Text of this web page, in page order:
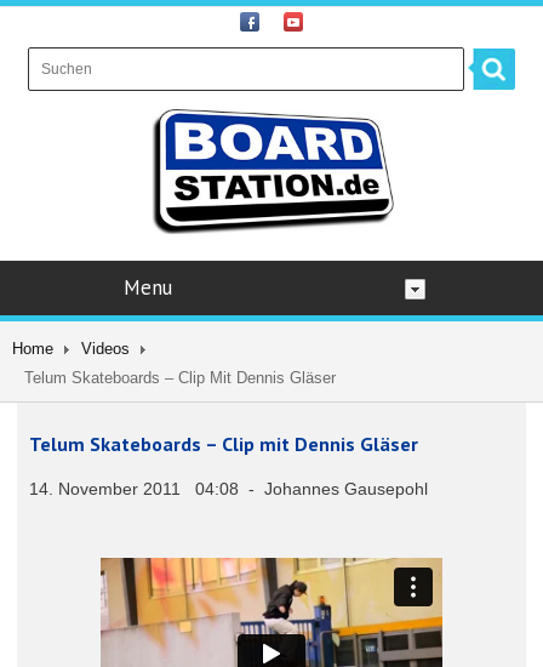
Menu
Home
Videos
Telum Skateboards – Clip Mit Dennis Gläser
Telum Skateboards – Clip mit Dennis Gläser
14. November 2011 04:08 - Johannes Gausepohl